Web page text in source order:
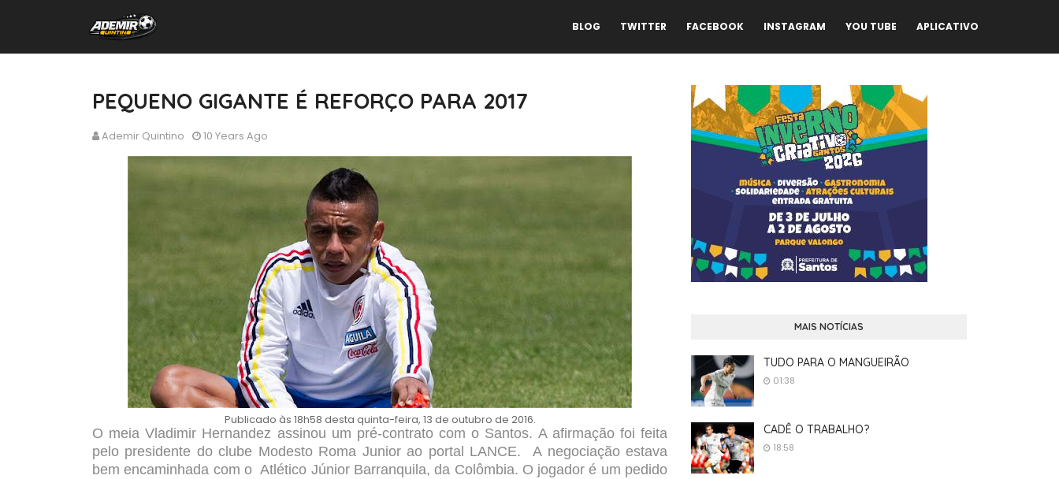
BLOG TWITTER FACEBOOK INSTAGRAM YOU TUBE APLICATIVO
PEQUENO GIGANTE É REFORÇO PARA 2017
Ademir Quintino 10 Years Ago
Publicado às 18h58 desta quinta-feira, 13 de outubro de 2016.
O meia Vladimir Hernandez assinou um pré-contrato com o Santos. A afirmação foi feita
pelo presidente do clube Modesto Roma Junior ao portal LANCE. A negociação estava
bem encaminhada com o Atlético Júnior Barranquila, da Colômbia. O jogador é um pedido
MAIS NOTÍCIAS
TUDO PARA O MANGUEIRÃO
01:38
CADÊ O TRABALHO?
18:58